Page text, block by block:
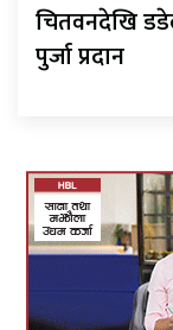
चितवनदेखि
पुर्जा प्रदान